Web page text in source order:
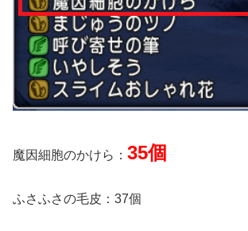
魔因細胞のかけら： 35個
ふさふさの毛皮：37個